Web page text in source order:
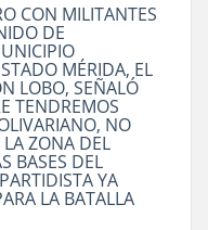
CON MILITANTES
DE
MÉRIDA, EL
LOBO, SEÑALÓ
TENDREMOS
NO
ZONA DEL
BASES DEL
YA
LA BATALLA